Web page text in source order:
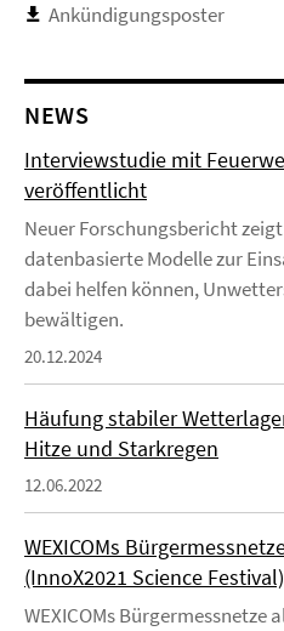
Ankündigungsposter
NEWS
Interviewstudie mit
veröffentlicht
Neuer Forschungsbericht
datenbasierte Modelle zur
dabei helfen können,
bewältigen.
20.12.2024
Häufung stabiler
Hitze und Starkregen
12.06.2022
WEXICOMs
(InnoX2021 Science Festival)
WEXICOMs Bürgermessnetze